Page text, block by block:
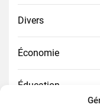
Divers
Économie
Éducation